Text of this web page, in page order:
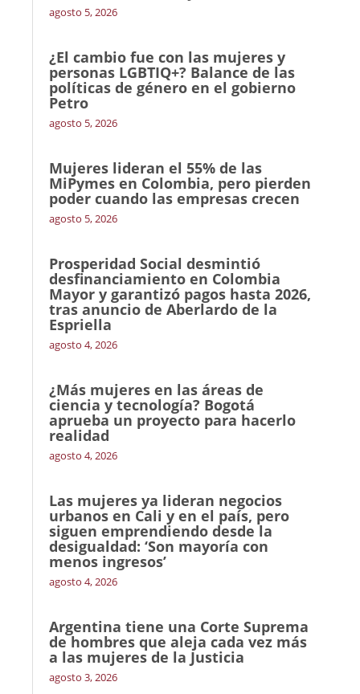
agosto 5, 2026
¿El cambio fue con las mujeres y
personas LGBTIQ+? Balance de las
políticas de género en el gobierno
Petro
agosto 5, 2026
Mujeres lideran el 55% de las
MiPymes en Colombia, pero pierden
poder cuando las empresas crecen
agosto 5, 2026
Prosperidad Social desmintió
desfinanciamiento en Colombia
Mayor y garantizó pagos hasta 2026,
tras anuncio de Aberlardo de la
Espriella
agosto 4, 2026
¿Más mujeres en las áreas de
ciencia y tecnología? Bogotá
aprueba un proyecto para hacerlo
realidad
agosto 4, 2026
Las mujeres ya lideran negocios
urbanos en Cali y en el país, pero
siguen emprendiendo desde la
desigualdad: ‘Son mayoría con
menos ingresos’
agosto 4, 2026
Argentina tiene una Corte Suprema
de hombres que aleja cada vez más
a las mujeres de la Justicia
agosto 3, 2026